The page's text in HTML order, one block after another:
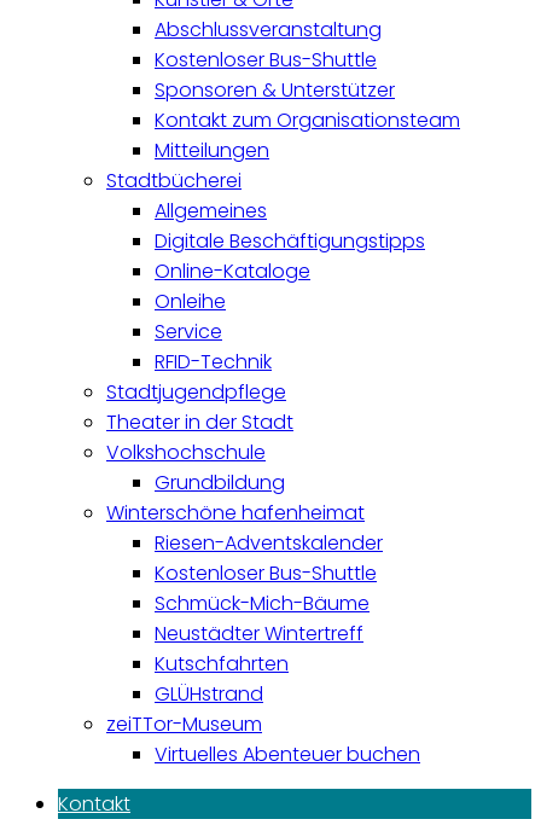
Abschlussveranstaltung
Kostenloser Bus-Shuttle
Sponsoren & Unterstützer
Kontakt zum Organisationsteam
Mitteilungen
Stadtbücherei
Allgemeines
Digitale Beschäftigungstipps
Online-Kataloge
Onleihe
Service
RFID-Technik
Stadtjugendpflege
Theater in der Stadt
Volkshochschule
Grundbildung
Winterschöne hafenheimat
Riesen-Adventskalender
Kostenloser Bus-Shuttle
Schmück-Mich-Bäume
Neustädter Wintertreff
Kutschfahrten
GLÜHstrand
zeiTTor-Museum
Virtuelles Abenteuer buchen
Kontakt